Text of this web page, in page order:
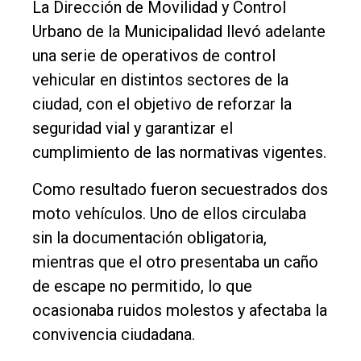
Empresa
Nosotros
Contacto
La Dirección de Movilidad y Control
Urbano de la Municipalidad llevó adelante
una serie de operativos de control
vehicular en distintos sectores de la
ciudad, con el objetivo de reforzar la
seguridad vial y garantizar el
cumplimiento de las normativas vigentes.
Como resultado fueron secuestrados dos
moto vehículos. Uno de ellos circulaba
sin la documentación obligatoria,
mientras que el otro presentaba un caño
de escape no permitido, lo que
ocasionaba ruidos molestos y afectaba la
convivencia ciudadana.